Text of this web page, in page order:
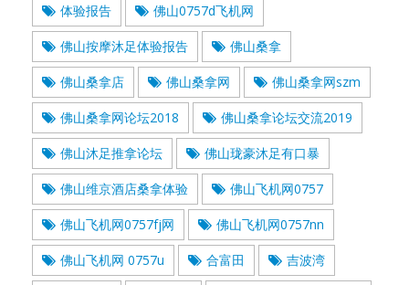
体验报告 佛山0757d飞机网
佛山按摩沐足体验报告 佛山桑拿
佛山桑拿店 佛山桑拿网 佛山桑拿网szm
佛山桑拿网论坛2018 佛山桑拿论坛交流2019
佛山沐足推拿论坛 佛山珑豪沐足有口暴
佛山维京酒店桑拿体验 佛山飞机网0757
佛山飞机网0757fj网 佛山飞机网0757nn
佛山飞机网 0757u 合富田 吉波湾